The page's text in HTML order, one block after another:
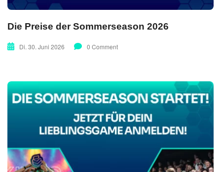
Die Preise der Sommerseason 2026
Di. 30. Juni 2026 0 Comment